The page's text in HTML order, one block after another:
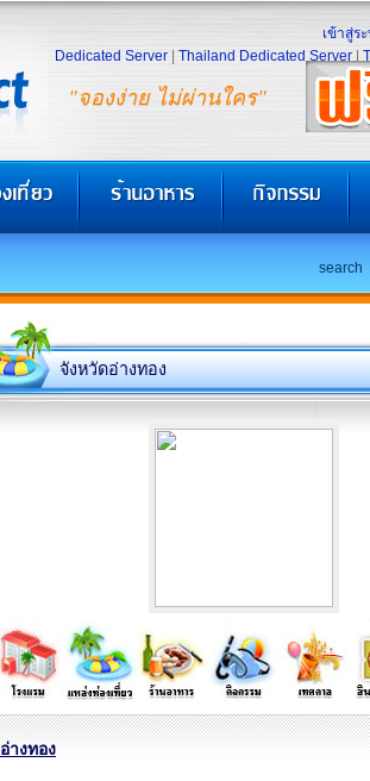
"จองง่าย ไม่ผ่านใคร"
เข้าสู่ร
Dedicated Server
Thailand Dedicated Server
search
จังหวัดอ่างทอง
อ่างทอง